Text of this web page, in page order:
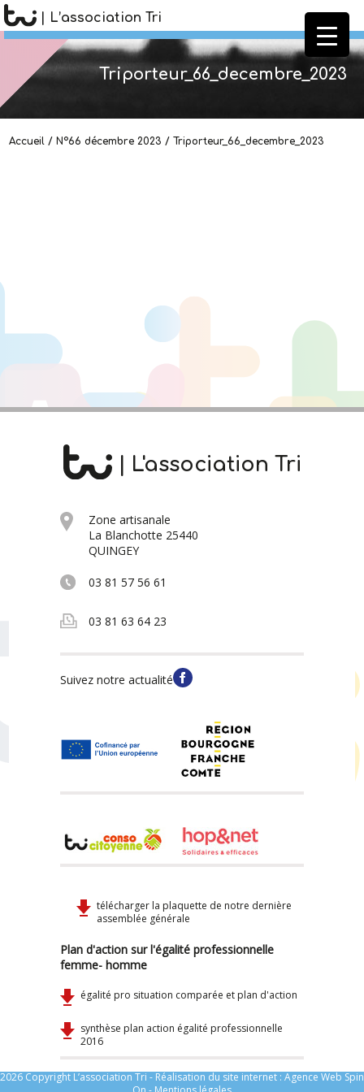
| L’association Tri
Triporteur_66_decembre_2023
Accueil / N°66 décembre 2023 / Triporteur_66_decembre_2023
| L'association Tri
Zone artisanale
La Blanchotte 25440
QUINGEY
03 81 57 56 61
03 81 63 64 23
Suivez notre actualité
télécharger la plaquette de notre dernière
assemblée générale
Plan d'action sur l'égalité professionnelle
femme- homme
égalité pro situation comparée et plan d'action
synthèse plan action égalité professionnelle
2016
2026 Copyright L’association Tri - Réalisation du site internet : Agence Web Spin